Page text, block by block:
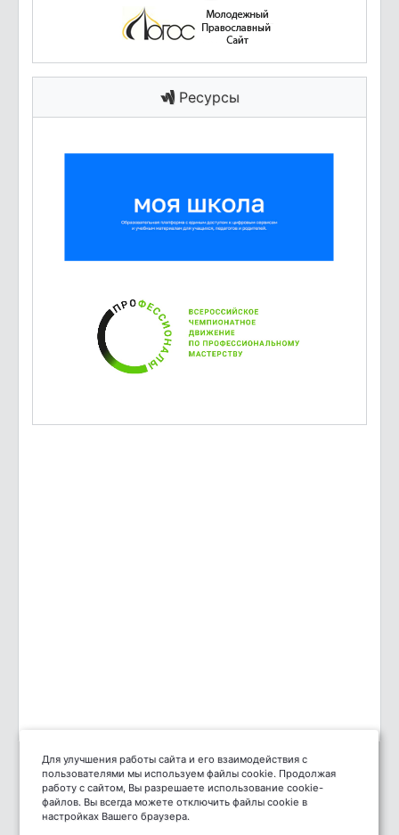
Ресурсы
Для улучшения работы сайта и его взаимодействия с
пользователями мы используем файлы cookie. Продолжая
работу с сайтом, Вы разрешаете использование cookie-
файлов. Вы всегда можете отключить файлы cookie в
настройках Вашего браузера.